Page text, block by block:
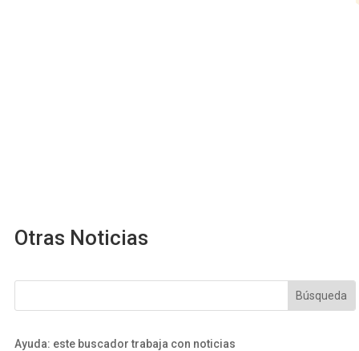
Otras Noticias
Ayuda: este buscador trabaja con noticias